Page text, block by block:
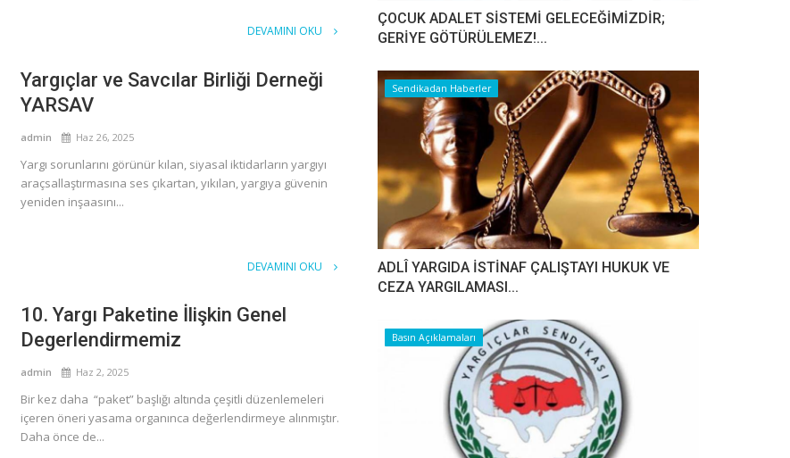
DEVAMINI OKU
Yargıçlar ve Savcılar Birliği Derneği
YARSAV
admin Haz 26, 2025
Yargı sorunlarını görünür kılan, siyasal iktidarların yargıyı
araçsallaştırmasına ses çıkartan, yıkılan, yargıya güvenin
yeniden inşaasını...
DEVAMINI OKU
10. Yargı Paketine İlişkin Genel
Degerlendirmemiz
admin Haz 2, 2025
Bir kez daha “paket” başlığı altında çeşitli düzenlemeleri
içeren öneri yasama organınca değerlendirmeye alınmıştır.
Daha önce de...
ÇOCUK ADALET SİSTEMİ GELECEĞİMİZDİR;
GERİYE GÖTÜRÜLEMEZ!...
Sendikadan Haberler
ADLÎ YARGIDA İSTİNAF ÇALIŞTAYI HUKUK VE
CEZA YARGILAMASI...
Basın Açıklamaları